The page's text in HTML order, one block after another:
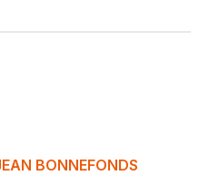
BONNEFONDS